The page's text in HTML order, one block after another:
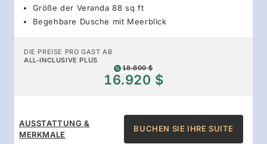
Größe der Veranda 88 sq ft
Begehbare Dusche mit Meerblick
DIE PREISE PRO GAST AB
ALL-INCLUSIVE PLUS
18.800 $
16.920 $
AUSSTATTUNG &
MERKMALE
BUCHEN SIE IHRE SUITE